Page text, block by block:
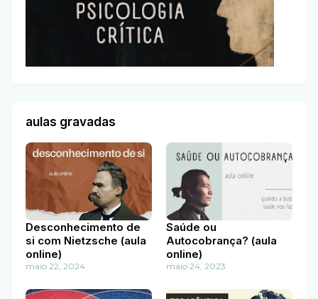
aulas gravadas
Desconhecimento de
si com Nietzsche (aula
online)
maio 22, 2024
Saúde ou
Autocobrança? (aula
online)
maio 24, 2023